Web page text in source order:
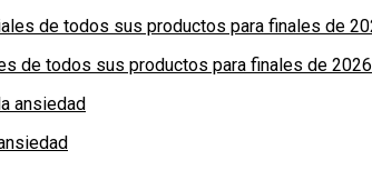
de todos sus productos para finales de 2026